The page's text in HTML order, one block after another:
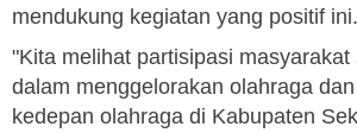
mendukung kegiatan yang positif ini.
"Kita melihat partisipasi
dalam menggelorakan olahraga
kedepan olahraga di Kabupaten